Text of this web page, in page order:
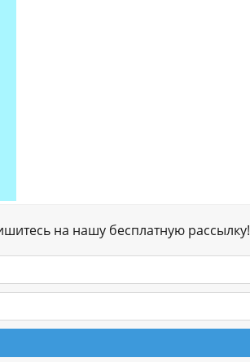
на нашу бесплатную рассылку!